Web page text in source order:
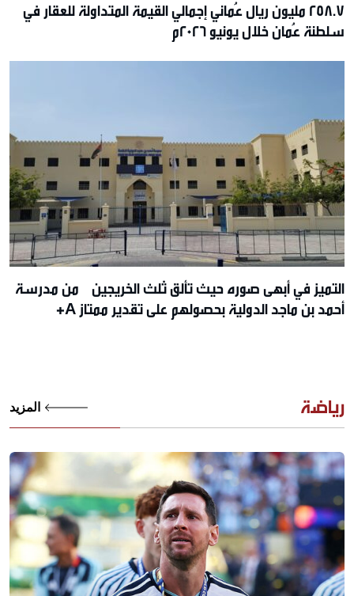
258.7 مليون ريال عُماني إجمالي القيمة المتداولة للعقار في
سلطنة عُمان خلال يونيو 2026م
التميز في أبهى صوره حيث تألق ثلث الخريجين من مدرسة
أحمد بن ماجد الدولية بحصولهم على تقدير ممتاز A+
رياضة المزيد